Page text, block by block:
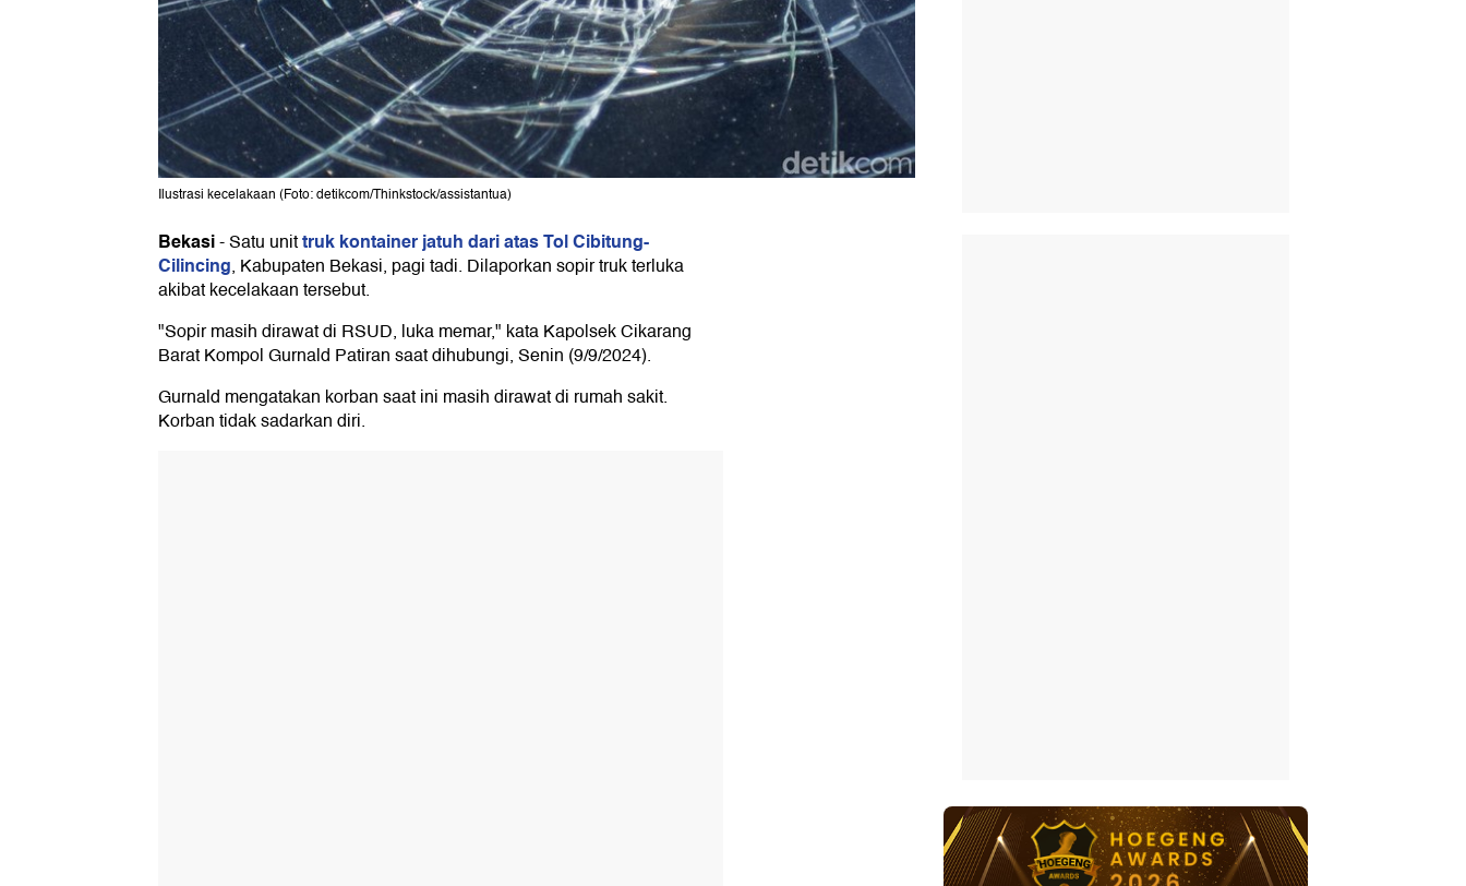
Ilustrasi kecelakaan (Foto: detikcom/Thinkstock/assistantua)
Bekasi-Satu unittruk kontainer jatuh dari atas Tol Cibitung-
Cilincing, Kabupaten Bekasi, pagi tadi. Dilaporkan sopir truk terluka
akibat kecelakaan tersebut.
"Sopir masih dirawat di RSUD, luka memar," kata Kapolsek Cikarang
Barat Kompol Gurnald Patiran saat dihubungi, Senin (9/9/2024).
Gurnald mengatakan korban saat ini masih dirawat di rumah sakit.
Korban tidak sadarkan diri.